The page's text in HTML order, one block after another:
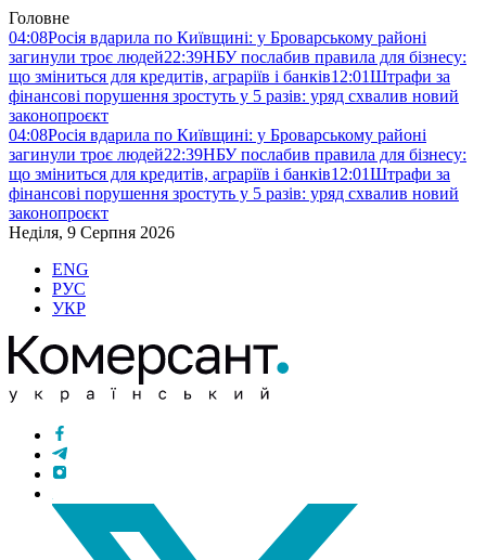
Головне
04:08Росія вдарила по Київщині: у Броварському районі
загинули троє людей22:39НБУ послабив правила для бізнесу:
що зміниться для кредитів, аграріїв і банків12:01Штрафи за
фінансові порушення зростуть у 5 разів: уряд схвалив новий
законопроєкт
04:08Росія вдарила по Київщині: у Броварському районі
загинули троє людей22:39НБУ послабив правила для бізнесу:
що зміниться для кредитів, аграріїв і банків12:01Штрафи за
фінансові порушення зростуть у 5 разів: уряд схвалив новий
законопроєкт
Неділя, 9 Серпня 2026
ENG
РУС
УКР